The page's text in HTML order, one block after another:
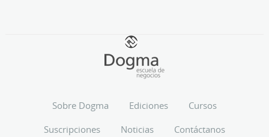
Sobre Dogma Ediciones
Cursos
Suscripciones
Noticias Contáctanos